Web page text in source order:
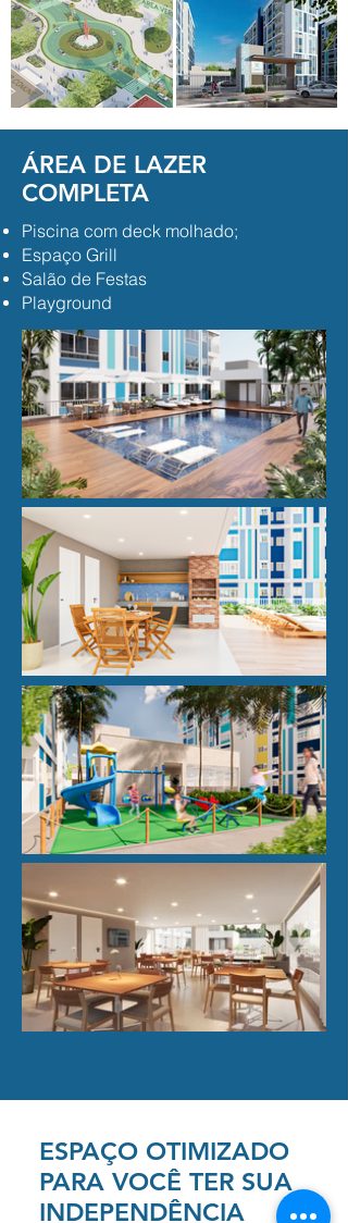
ÁREA DE LAZER
COMPLETA
Piscina com deck molhado;
Espaço Grill
Salão de Festas
Playground
ESPAÇO OTIMIZADO
PARA VOCÊ TER SUA
INDEPENDÊNCIA